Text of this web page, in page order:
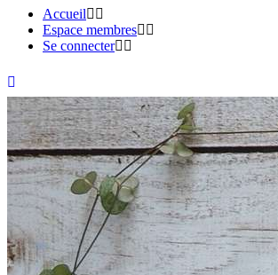
Accueil
Espace membres
Se connecter